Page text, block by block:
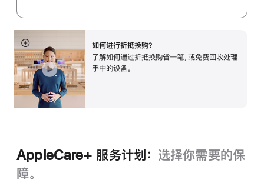
如何进行折抵换购？
了解如何通过折抵换购省一笔，或免费回收处理
手中的设备。
展
开
AppleCare+ 服务计划： 选择你需要的保
障。